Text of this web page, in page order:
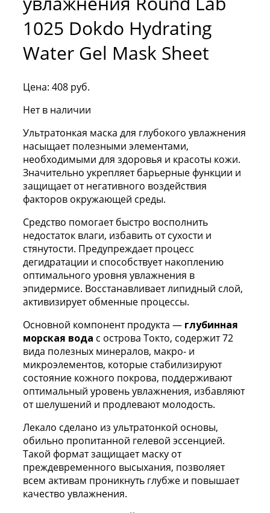
1025 Dokdo Hydrating
Water Gel Mask Sheet
Цена: 408 руб.
Нет в наличии
Ультратонкая маска для глубокого увлажнения
насыщает полезными элементами,
необходимыми для здоровья и красоты кожи.
Значительно укрепляет барьерные функции и
защищает от негативного воздействия
факторов окружающей среды.
Средство помогает быстро восполнить
недостаток влаги, избавить от сухости и
стянутости. Предупреждает процесс
дегидратации и способствует накоплению
оптимального уровня увлажнения в
эпидермисе. Восстанавливает липидный слой,
активизирует обменные процессы.
Основной компонент продукта — глубинная
морская вода с острова Токто, содержит 72
вида полезных минералов, макро- и
микроэлементов, которые стабилизируют
состояние кожного покрова, поддерживают
оптимальный уровень увлажнения, избавляют
от шелушений и продлевают молодость.
Лекало сделано из ультратонкой основы,
обильно пропитанной гелевой эссенцией.
Такой формат защищает маску от
преждевременного высыхания, позволяет
всем активам проникнуть глубже и повышает
качество увлажнения.